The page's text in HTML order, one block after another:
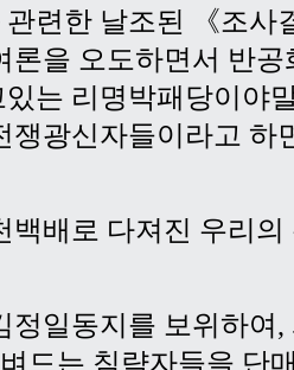
련한 날조된 《조사
론을 오도하면서 반
는 리명박패당이야
쟁광신자들이라고 하
백배로 다져진 우리
정일동지를 보위하여
드는 침략자들을 단